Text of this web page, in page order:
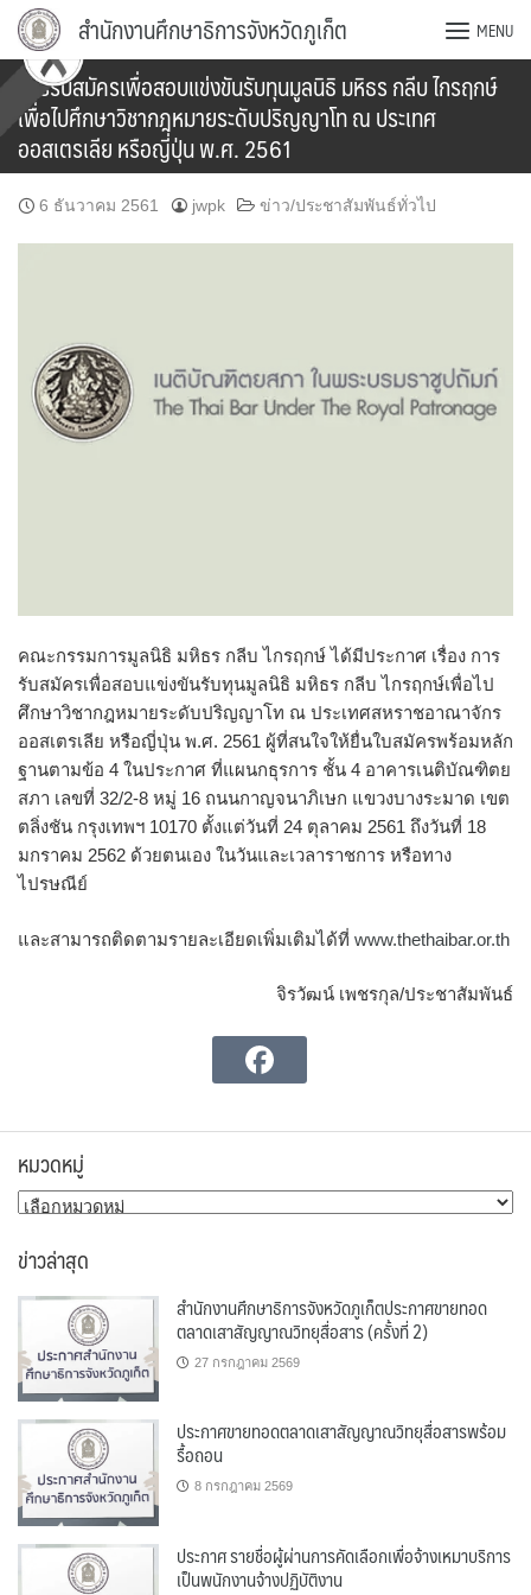
Skip
content
สำนักงานศึกษาธิการจังหวัดภูเก็ต MENU
การรับสมัครเพื่อสอบแข่งขันรับทุนมูลนิธิ มหิธร กลีบ ไกรฤกษ์
เพื่อไปศึกษาวิชากฎหมายระดับปริญญาโท ณ ประเทศ
ออสเตรเลีย หรือญี่ปุ่น พ.ศ. 2561
6 ธันวาคม 2561 jwpk ข่าว/ประชาสัมพันธ์ทั่วไป
คณะกรรมการมูลนิธิ มหิธร กลีบ ไกรฤกษ์ ได้มีประกาศ เรื่อง การ
รับสมัครเพื่อสอบแข่งขันรับทุนมูลนิธิ มหิธร กลีบ ไกรฤกษ์เพื่อไป
ศึกษาวิชากฎหมายระดับปริญญาโท ณ ประเทศสหราชอาณาจักร
ออสเตรเลีย หรือญี่ปุ่น พ.ศ. 2561 ผู้ที่สนใจให้ยื่นใบสมัครพร้อมหลัก
ฐานตามข้อ 4 ในประกาศ ที่แผนกธุรการ ชั้น 4 อาคารเนติบัณฑิตย
สภา เลขที่ 32/2-8 หมู่ 16 ถนนกาญจนาภิเษก แขวงบางระมาด เขต
ตลิ่งชัน กรุงเทพฯ 10170 ตั้งแต่วันที่ 24 ตุลาคม 2561 ถึงวันที่ 18
มกราคม 2562 ด้วยตนเอง ในวันและเวลาราชการ หรือทาง
ไปรษณีย์
และสามารถติดตามรายละเอียดเพิ่มเติมได้ที่ www.thethaibar.or.th
จิรวัฒน์ เพชรกุล/ประชาสัมพันธ์
หมวดหมู่
หมวด
ข่าวล่าสุด
สำนักงานศึกษาธิการจังหวัดภูเก็ตประกาศขายทอด
ตลาดเสาสัญญาณวิทยุสื่อสาร (ครั้งที่ 2)
27 กรกฎาคม 2569
ประกาศขายทอดตลาดเสาสัญญาณวิทยุสื่อสารพร้อม
รื้อถอน
8 กรกฎาคม 2569
ประกาศ รายชื่อผู้ผ่านการคัดเลือกเพื่อจ้างเหมาบริการ
เป็นพนักงานจ้างปฏิบัติงาน